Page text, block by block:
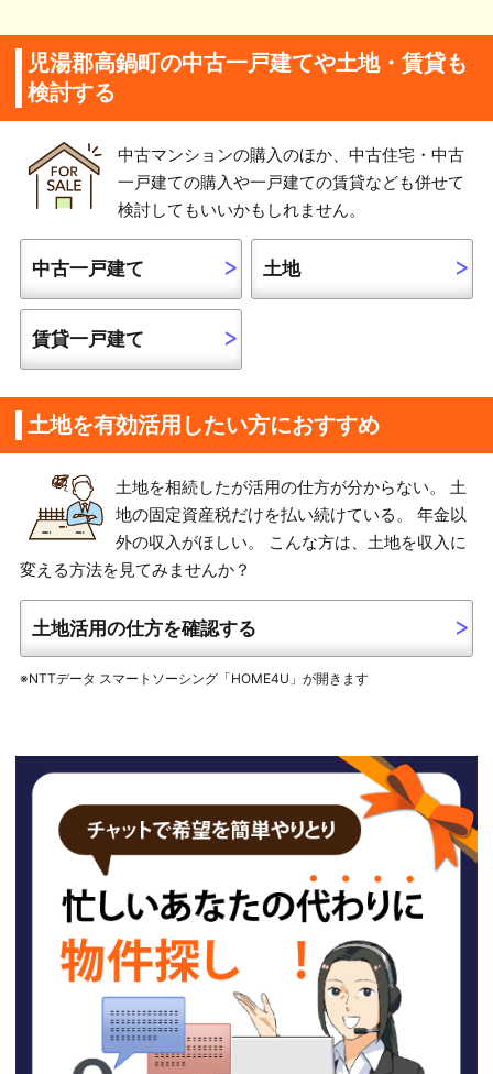
児湯郡高鍋町の中古一戸建てや土地・賃貸も
検討する
中古マンションの購入のほか、中古住宅・中古
一戸建ての購入や一戸建ての賃貸なども併せて
検討してもいいかもしれません。
中古一戸建て 土地
賃貸一戸建て
土地を有効活用したい方におすすめ
土地を相続したが活用の仕方が分からない。 土
地の固定資産税だけを払い続けている。 年金以
外の収入がほしい。 こんな方は、土地を収入に
変える方法を見てみませんか？
土地活用の仕方を確認する
※NTTデータ スマートソーシング「HOME4U」が開きます